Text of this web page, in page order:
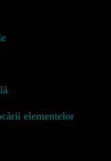
elementelor